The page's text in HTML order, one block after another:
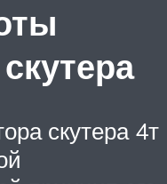
скутера 4т